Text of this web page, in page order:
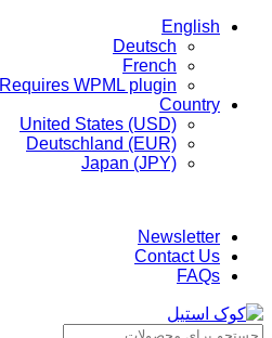
English
Deutsch
French
Requires WPML plugin
Country
United States (USD)
Deutschland (EUR)
Japan (JPY)
Newsletter
Contact Us
FAQs